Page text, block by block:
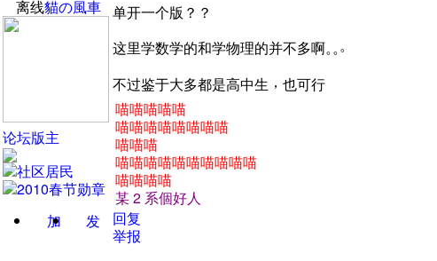
离线貓の風車
论坛版主
加
发
单开一个版 ？ ？
这里学数学的和学物理的并不多啊。。。
不过鉴于大多都是高中生 ， 也可行
喵喵喵喵喵
喵喵喵喵喵喵喵喵
喵喵喵
喵喵喵喵喵喵喵喵喵喵
喵喵喵喵
某2 系個好人
回复
举报